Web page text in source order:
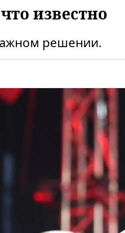
известно
решении.